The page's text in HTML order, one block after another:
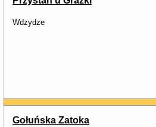
Wdzydze
Gołuńska Zatoka